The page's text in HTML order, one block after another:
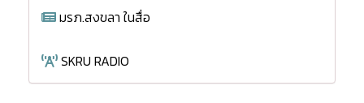
มรภ.สงขลา ในสื่อ
SKRU RADIO